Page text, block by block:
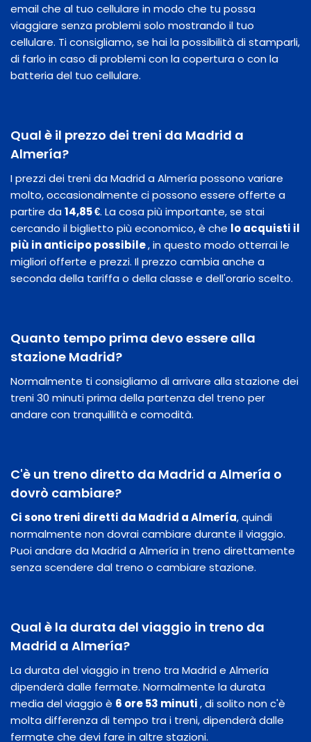
email che al tuo cellulare in modo che tu possa
viaggiare senza problemi solo mostrando il tuo
cellulare. Ti consigliamo, se hai la possibilità di stamparli,
di farlo in caso di problemi con la copertura o con la
batteria del tuo cellulare.
Qual è il prezzo dei treni da Madrid a
Almería?
I prezzi dei treni da Madrid a Almería possono variare
molto, occasionalmente ci possono essere offerte a
partire da14,85 €. La cosa più importante, se stai
cercando il biglietto più economico, è che lo acquisti il
​​più in anticipo possibile, in questo modo otterrai le
migliori offerte e prezzi. Il prezzo cambia anche a
seconda della tariffa o della classe e dell'orario scelto.
Quanto tempo prima devo essere alla
stazione Madrid?
Normalmente ti consigliamo di arrivare alla stazione dei
treni 30 minuti prima della partenza del treno per
andare con tranquillità e comodità.
C'è un treno diretto da Madrid a Almería o
dovrò cambiare?
Ci sono treni diretti da Madrid a Almería, quindi
normalmente non dovrai cambiare durante il viaggio.
Puoi andare da Madrid a Almería in treno direttamente
senza scendere dal treno o cambiare stazione.
Qual è la durata del viaggio in treno da
Madrid a Almería?
La durata del viaggio in treno tra Madrid e Almería
dipenderà dalle fermate. Normalmente la durata
media del viaggio è 6 ore 53 minuti, di solito non c'è
molta differenza di tempo tra i treni, dipenderà dalle
fermate che devi fare in altre stazioni.